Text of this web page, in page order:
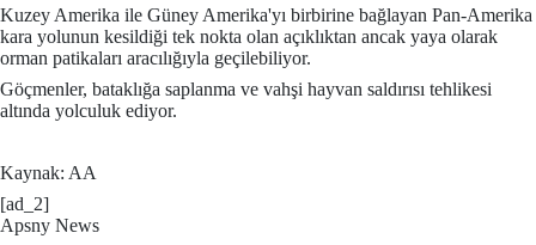
Kuzey Amerika ile Güney Amerika'yı birbirine bağlayan Pan-Amerika
kara yolunun kesildiği tek nokta olan açıklıktan ancak yaya olarak
orman patikaları aracılığıyla geçilebiliyor.
Göçmenler, bataklığa saplanma ve vahşi hayvan saldırısı tehlikesi
altında yolculuk ediyor.
Kaynak: AA
[ad_2]
Apsny News